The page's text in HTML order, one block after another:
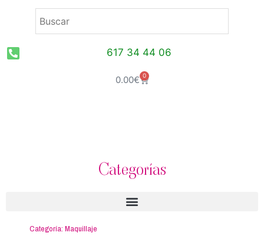
617 34 44 06
0.00€ 0 Carrito
Categorías
Categoría: Maquillaje